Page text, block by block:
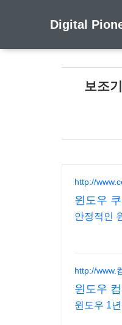
Digital
보조
http://
윈도우
안정적인
http://www.
윈도우
윈도우 1